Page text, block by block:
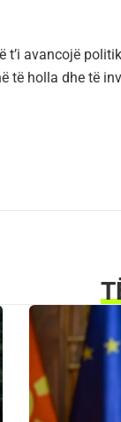
avancojë
të holla dhe të